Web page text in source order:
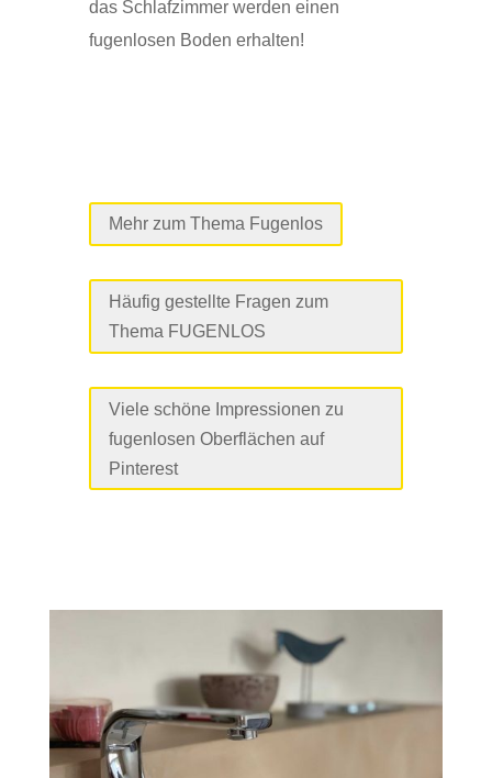
das Schlafzimmer werden einen
fugenlosen Boden erhalten!
Mehr zum Thema Fugenlos
Häufig gestellte Fragen zum
Thema FUGENLOS
Viele schöne Impressionen zu
fugenlosen Oberflächen auf
Pinterest